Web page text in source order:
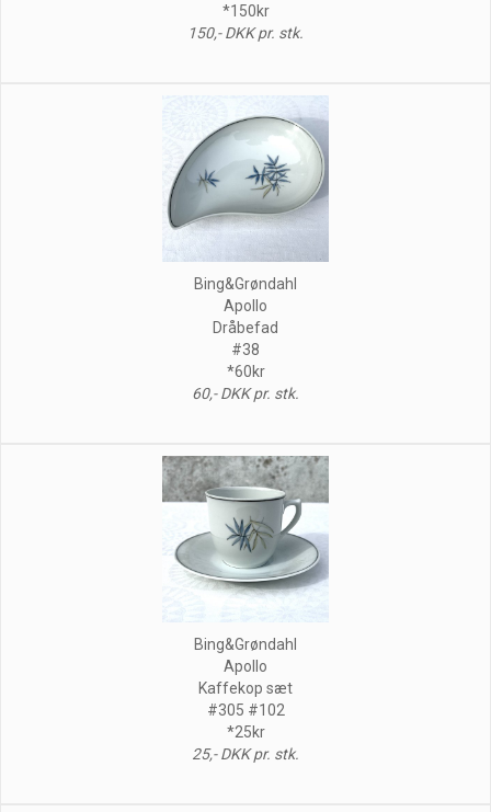
*150kr
150,- DKK pr. stk.
Bing&Grøndahl
Apollo
Dråbefad
#38
*60kr
60,- DKK pr. stk.
Bing&Grøndahl
Apollo
Kaffekop sæt
#305 #102
*25kr
25,- DKK pr. stk.